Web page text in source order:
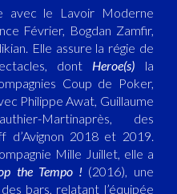
avec le Lavoir Moderne
Février, Bogdan Zamfir,
Elle assure la régie de
dont Heroe(s) la
Coup de Poker,
Philippe Awat, Guillaume
Martinaprès, des
d’Avignon 2018 et 2019.
Mille Juillet, elle a
the Tempo ! (2016), une
bars, relatant l’équipée